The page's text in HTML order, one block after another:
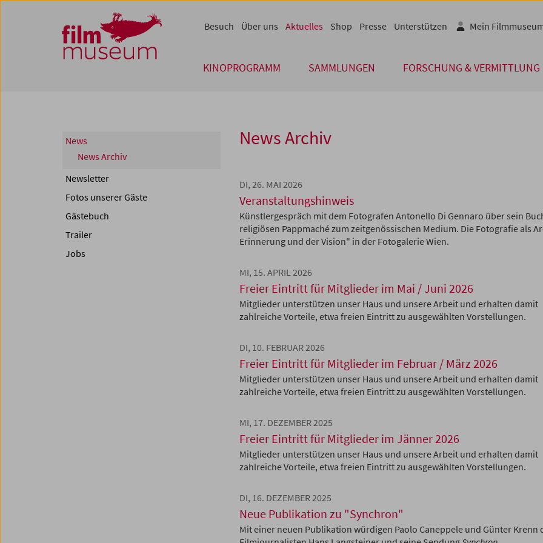
Zum Inhalt
Zum Hauptmenü
Zur Servicenavigation
Zum Suche
KINOPROGRAMM SAMMLUNGEN FORSCHUNG & VERMITTLUNG
Besuch Über uns Aktuelles Shop Presse Unterstützen Mein
News Archiv
DI, 26. MAI 2026
Veranstaltungshinweis
Künstlergespräch mit dem Fotografen Antonello Di Gennaro über sein
religiösen Pappmaché zum zeitgenössischen Medium. Die Fotografie als
Erinnerung und der Vision" in der Fotogalerie Wien.
MI, 15. APRIL 2026
Freier Eintritt für Mitglieder im Mai / Juni 2026
Mitglieder unterstützen unser Haus und unsere Arbeit und erhalten damit
zahlreiche Vorteile, etwa freien Eintritt zu ausgewählten Vorstellungen.
DI, 10. FEBRUAR 2026
Freier Eintritt für Mitglieder im Februar / März 2026
Mitglieder unterstützen unser Haus und unsere Arbeit und erhalten damit
zahlreiche Vorteile, etwa freien Eintritt zu ausgewählten Vorstellungen.
MI, 17. DEZEMBER 2025
Freier Eintritt für Mitglieder im Jänner 2026
Mitglieder unterstützen unser Haus und unsere Arbeit und erhalten damit
zahlreiche Vorteile, etwa freien Eintritt zu ausgewählten Vorstellungen.
DI, 16. DEZEMBER 2025
Neue Publikation zu "Synchron"
Mit einer neuen Publikation würdigen Paolo Caneppele und Günter Krenn
News
News Archiv
Newsletter
Fotos unserer Gäste
Gästebuch
Trailer
Jobs